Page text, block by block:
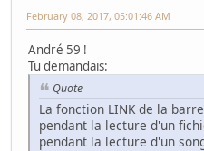
February 08, 2017, 05:01:46 AM
André 59 !
Tu demandais:
Quote
La fonction LINK de la
pendant la lecture d'un
pendant la lecture d'un